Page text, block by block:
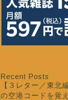
Recent Posts
【３レター／東北
の空港コードを覚